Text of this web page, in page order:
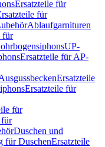
Ersatzteile für
für
Ablaufgarnituren
für
UP-
Ersatzteile für AP-
Ersatzteile
Ersatzteile für
für
für
Duschen und
für DuschenErsatzteile